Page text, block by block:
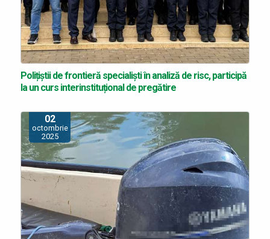
Polițiștii de frontieră specialiști în analiză de risc, participă
la un curs interinstituțional de pregătire
02
octombrie
2025